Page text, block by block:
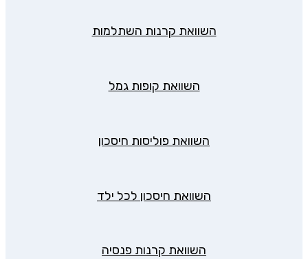
השוואת קרנות השתלמות
השוואת קופות גמל
השוואת פוליסות חיסכון
השוואת חיסכון לכל ילד
השוואת קרנות פנסיה